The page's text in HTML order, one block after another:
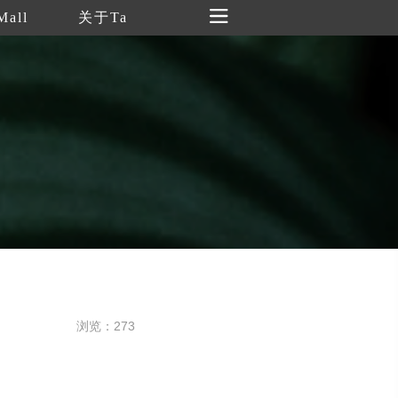
关于Ta
浏览：273